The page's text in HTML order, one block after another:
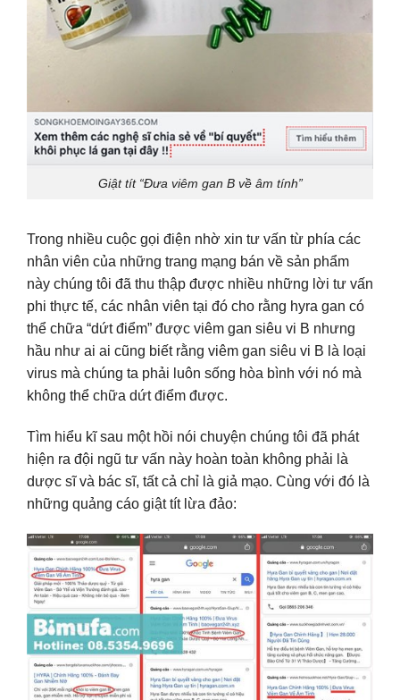
Giật tít “Đưa viêm gan B về âm tính”
Trong nhiều cuộc gọi điện nhờ xin tư vấn từ phía các
nhân viên của những trang mạng bán về sản phẩm
này chúng tôi đã thu thập được nhiều những lời tư vấn
phi thực tế, các nhân viên tại đó cho rằng hyra gan có
thể chữa “dứt điểm” được viêm gan siêu vi B nhưng
hầu như ai ai cũng biết rằng viêm gan siêu vi B là loại
virus mà chúng ta phải luôn sống hòa bình với nó mà
không thể chữa dứt điểm được.
Tìm hiểu kĩ sau một hồi nói chuyện chúng tôi đã phát
hiện ra đội ngũ tư vấn này hoàn toàn không phải là
dược sĩ và bác sĩ, tất cả chỉ là giả mạo. Cùng với đó là
những quảng cáo giật tít lừa đảo: